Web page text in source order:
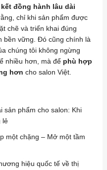
kết đồng hành lâu dài
chỉ khi sản phẩm được
chẽ và triển khai đúng
bền vững. Đó cũng chính là
chúng tôi không ngừng
nhiều hơn, mà để phù hợp
hơn cho salon Việt.
sản phẩm cho salon: Khi
lẻ
một chặng – Mở một tầm
hiệu quốc tế về thị